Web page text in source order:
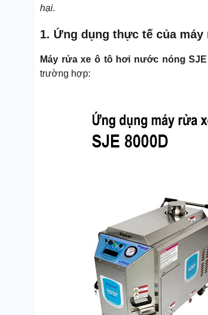
hại.
1. Ứng dụng thực tế của
Máy rửa xe ô tô hơi nước nóng SJE
trường hợp: